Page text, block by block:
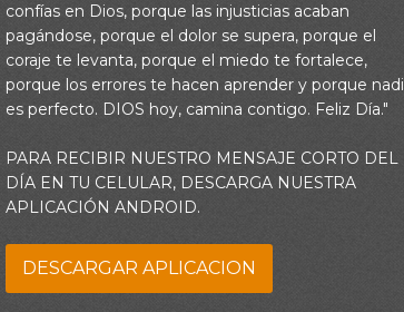
secreto; y tu Padre que ve en lo secreto te
Tal vez tus sacrificios entre bambalinas pasan
desalientes. Dios los conoce. Él oye tus oraciones
para servirle. Los tesoros eternos se almacenan en
recompensados. No tires la toalla pensando que no
agradarle a Él por encima de cualquier otro. Vive
honre.
Señor, ayúdame a caminar en tu verdad de forma
confías en Dios, porque las injusticias acaban
pagándose, porque el dolor se supera, porque el
coraje te levanta, porque el miedo te fortalece,
porque los errores te hacen aprender y porque
es perfecto. DIOS hoy, camina contigo. Feliz Día."
PARA RECIBIR NUESTRO MENSAJE CORTO DEL
DÍA EN TU CELULAR, DESCARGA NUESTRA
APLICACIÓN ANDROID.
DESCARGAR APLICACION